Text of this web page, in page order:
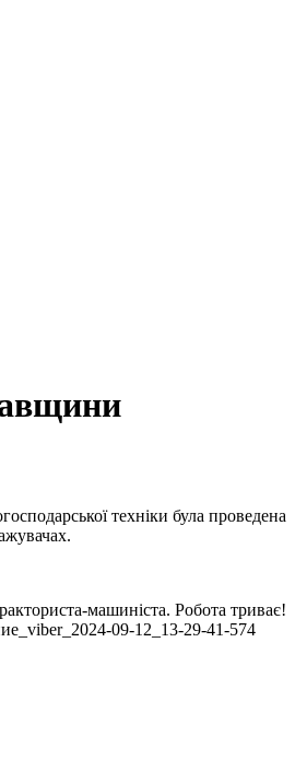
техніки була проведена
машиніста. Робота триває!